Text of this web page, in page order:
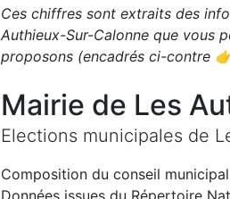
Ces chiffres sont extraits des
Authieux-Sur-Calonne que vous
proposons (encadrés ci-contre
Mairie de Les
Elections municipales de
Composition du conseil
Données issues du Répertoire